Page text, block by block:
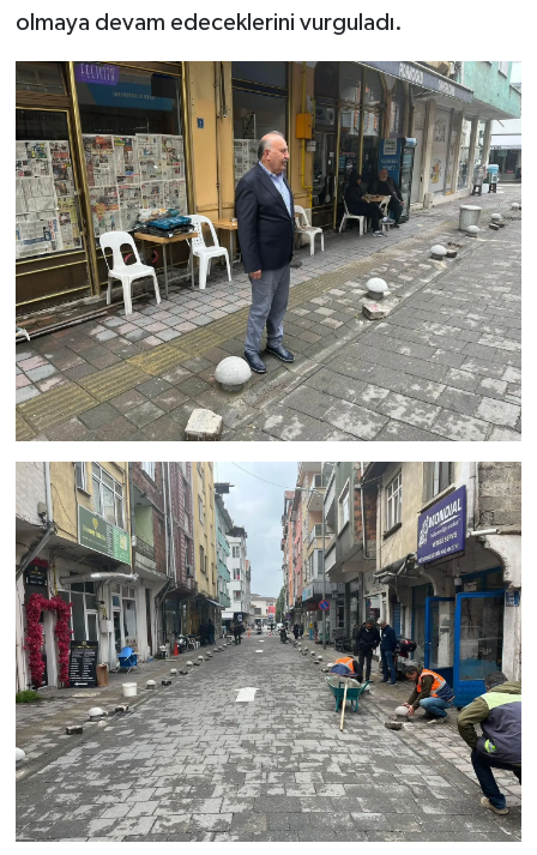
olmaya devam edeceklerini vurguladı.